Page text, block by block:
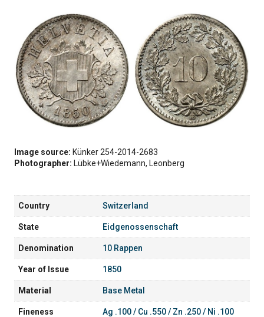
Image source: Künker 254-2014-2683
Photographer: Lübke+Wiedemann, Leonberg
Country Switzerland
State Eidgenossenschaft
Denomination 10 Rappen
Year of Issue 1850
Material Base Metal
Fineness Ag .100 / Cu .550 / Zn .250 / Ni .100